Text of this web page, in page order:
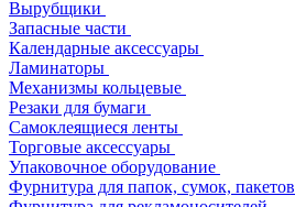
Вырубщики
Запасные части
Календарные аксессуары
Ламинаторы
Механизмы кольцевые
Резаки для бумаги
Самоклеящиеся ленты
Торговые аксессуары
Упаковочное оборудование
Фурнитура для папок, сумок, пакетов